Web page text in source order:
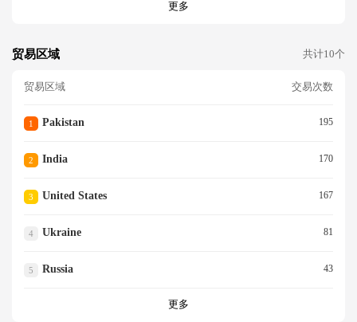
更多
贸易区域 共计10个
贸易区域 交易次数
1 Pakistan 195
2 India 170
3 United States 167
4 Ukraine 81
5 Russia 43
更多